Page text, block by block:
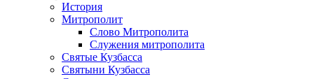
История
Митрополит
Слово Митрополита
Служения митрополита
Святые Кузбасса
Святыни Кузбасса